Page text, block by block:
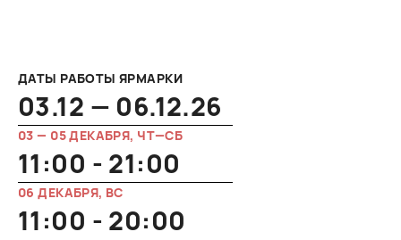
ДАТЫ РАБОТЫ ЯРМАРКИ
03.12 — 06.12.26
03 — 05 ДЕКАБРЯ, ЧТ—СБ
11:00 - 21:00
06 ДЕКАБРЯ, ВС
11:00 - 20:00